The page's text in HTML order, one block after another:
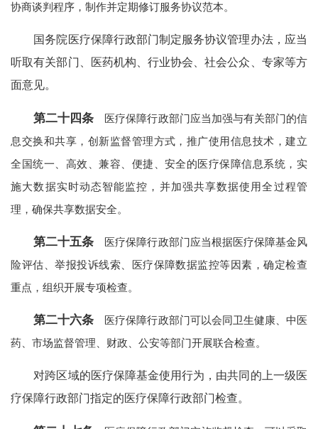
协商谈判程序，制作并定期修订服务协议范本。
国务院医疗保障行政部门制定服务协议管理办法，应当
听取有关部门、医药机构、行业协会、社会公众、专家等方
面意见。
第二十四条 医疗保障行政部门应当加强与有关部门的信
息交换和共享，创新监督管理方式，推广使用信息技术，建立
全国统一、高效、兼容、便捷、安全的医疗保障信息系统，实
施大数据实时动态智能监控，并加强共享数据使用全过程管
理，确保共享数据安全。
第二十五条 医疗保障行政部门应当根据医疗保障基金风
险评估、举报投诉线索、医疗保障数据监控等因素，确定检查
重点，组织开展专项检查。
第二十六条 医疗保障行政部门可以会同卫生健康、中医
药、市场监督管理、财政、公安等部门开展联合检查。
对跨区域的医疗保障基金使用行为，由共同的上一级医
疗保障行政部门指定的医疗保障行政部门检查。